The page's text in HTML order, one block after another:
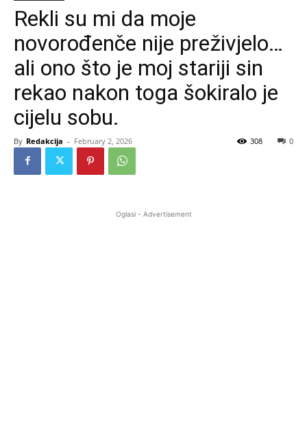
Rekli su mi da moje
novorođenče nije preživjelo…
ali ono što je moj stariji sin
rekao nakon toga šokiralo je
cijelu sobu.
By Redakcija - February 2, 2026 0
308
Oglasi - Advertisement